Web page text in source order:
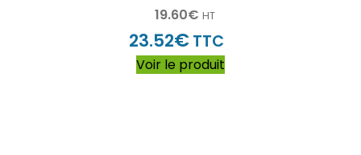
19.60€ HT
23.52€TTC
Voir le produit